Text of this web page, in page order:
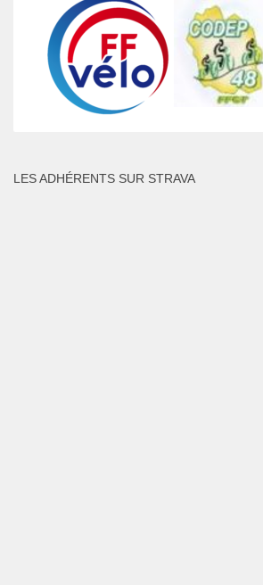
LES ADHÉRENTS SUR STRAVA